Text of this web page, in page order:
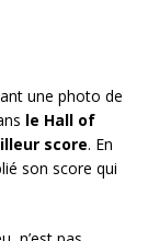
une photo de
le Hall of
score. En
son score qui